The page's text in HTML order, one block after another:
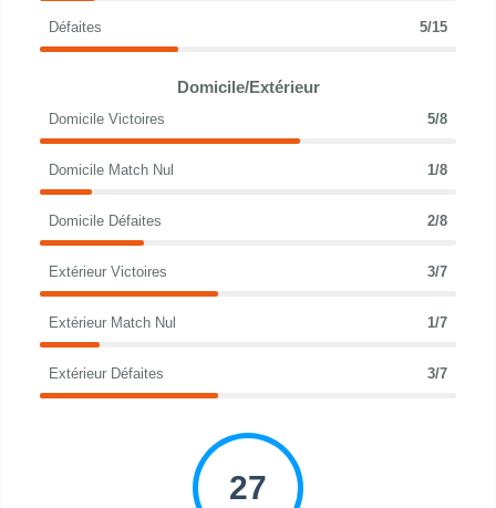
Défaites 5/15
Domicile/Extérieur
Domicile Victoires 5/8
Domicile Match Nul 1/8
Domicile Défaites 2/8
Extérieur Victoires 3/7
Extérieur Match Nul 1/7
Extérieur Défaites 3/7
27